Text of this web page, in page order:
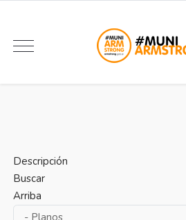
Descripción
Buscar
Arriba